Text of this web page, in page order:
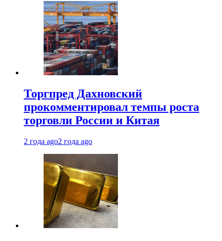
Торгпред Дахновский
прокомментировал темпы роста
торговли России и Китая
2 года ago2 года ago